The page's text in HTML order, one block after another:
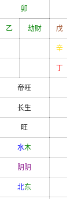
卯
乙 劫财 戊
辛
丁
帝旺
长生
旺
水木
阴 阴
北东